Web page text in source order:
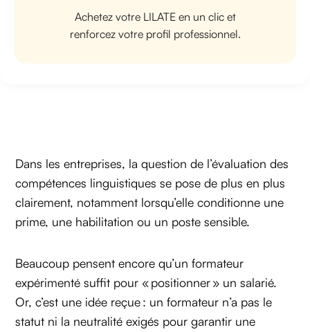
Achetez votre LILATE en un clic et
renforcez votre profil professionnel.
Dans les entreprises, la question de l’évaluation des
compétences linguistiques se pose de plus en plus
clairement, notamment lorsqu’elle conditionne une
prime, une habilitation ou un poste sensible.
Beaucoup pensent encore qu’un formateur
expérimenté suffit pour « positionner » un salarié.
Or, c’est une idée reçue : un formateur n’a pas le
statut ni la neutralité exigés pour garantir une